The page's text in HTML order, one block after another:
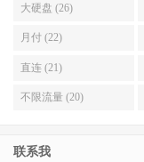
大硬盘 (26)
月付 (22)
直连 (21)
不限流量 (20)
联系我